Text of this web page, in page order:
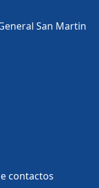
San Martin
contactos